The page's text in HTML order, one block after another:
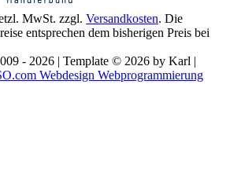
MwSt. zzgl. Versandkosten. Die
entsprechen dem bisherigen Preis bei
- 2026 | Template © 2026 by Karl |
Webdesign Webprogrammierung